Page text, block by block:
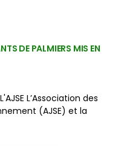
DE PALMIERS MIS EN
L’Association des
(AJSE) et la